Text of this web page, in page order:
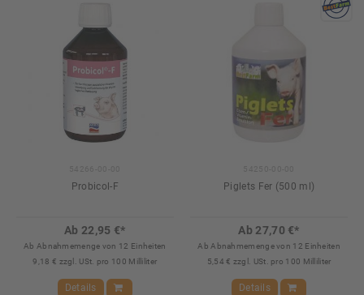
Probicol-F
Ab 22,95 €*
Ab Abnahmemenge von 12 Einheiten
9,18 € zzgl. USt. pro 100 Milliliter
Details
Piglets Fer (500 ml)
Ab 27,70 €*
Ab Abnahmemenge von 12 Einheiten
5,54 € zzgl. USt. pro 100 Milliliter
Details